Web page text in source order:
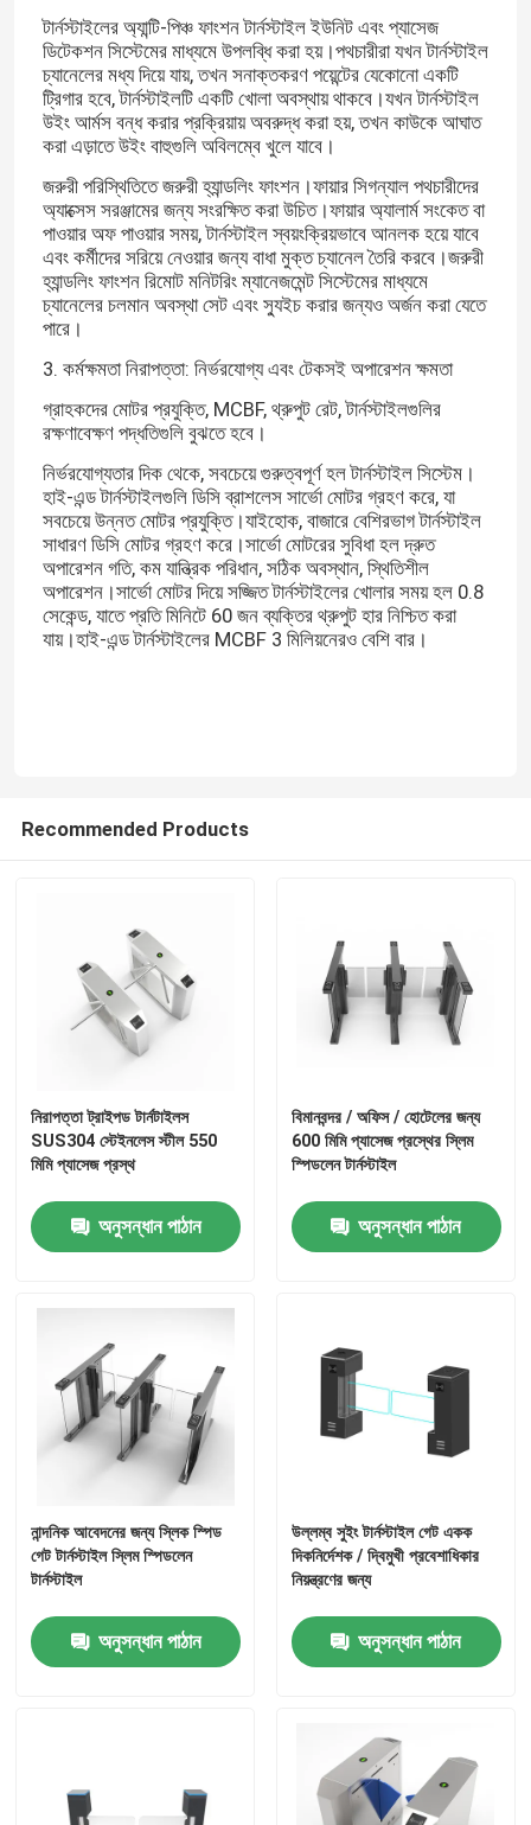
টার্নস্টাইলের অ্যান্টি-পিঞ্চ ফাংশন টার্নস্টাইল ইউনিট এবং প্যাসেজ
ডিটেকশন সিস্টেমের মাধ্যমে উপলব্ধি করা হয়।পথচারীরা যখন টার্নস্টাইল
চ্যানেলের মধ্য দিয়ে যায়, তখন সনাক্তকরণ পয়েন্টের যেকোনো একটি
ট্রিগার হবে, টার্নস্টাইলটি একটি খোলা অবস্থায় থাকবে।যখন টার্নস্টাইল
উইং আর্মস বন্ধ করার প্রক্রিয়ায় অবরুদ্ধ করা হয়, তখন কাউকে আঘাত
করা এড়াতে উইং বাহুগুলি অবিলম্বে খুলে যাবে।
জরুরী পরিস্থিতিতে জরুরী হ্যান্ডলিং ফাংশন।ফায়ার সিগন্যাল পথচারীদের
অ্যাক্সেস সরঞ্জামের জন্য সংরক্ষিত করা উচিত।ফায়ার অ্যালার্ম সংকেত বা
পাওয়ার অফ পাওয়ার সময়, টার্নস্টাইল স্বয়ংক্রিয়ভাবে আনলক হয়ে যাবে
এবং কর্মীদের সরিয়ে নেওয়ার জন্য বাধা মুক্ত চ্যানেল তৈরি করবে।জরুরী
হ্যান্ডলিং ফাংশন রিমোট মনিটরিং ম্যানেজমেন্ট সিস্টেমের মাধ্যমে
চ্যানেলের চলমান অবস্থা সেট এবং স্যুইচ করার জন্যও অর্জন করা যেতে
পারে।
3. কর্মক্ষমতা নিরাপত্তা: নির্ভরযোগ্য এবং টেকসই অপারেশন ক্ষমতা
গ্রাহকদের মোটর প্রযুক্তি, MCBF, থ্রুপুট রেট, টার্নস্টাইলগুলির
রক্ষণাবেক্ষণ পদ্ধতিগুলি বুঝতে হবে।
নির্ভরযোগ্যতার দিক থেকে, সবচেয়ে গুরুত্বপূর্ণ হল টার্নস্টাইল সিস্টেম।
হাই-এন্ড টার্নস্টাইলগুলি ডিসি ব্রাশলেস সার্ভো মোটর গ্রহণ করে, যা
সবচেয়ে উন্নত মোটর প্রযুক্তি।যাইহোক, বাজারে বেশিরভাগ টার্নস্টাইল
সাধারণ ডিসি মোটর গ্রহণ করে।সার্ভো মোটরের সুবিধা হল দ্রুত
অপারেশন গতি, কম যান্ত্রিক পরিধান, সঠিক অবস্থান, স্থিতিশীল
অপারেশন।সার্ভো মোটর দিয়ে সজ্জিত টার্নস্টাইলের খোলার সময় হল 0.8
সেকেন্ড, যাতে প্রতি মিনিটে 60 জন ব্যক্তির থ্রুপুট হার নিশ্চিত করা
যায়।হাই-এন্ড টার্নস্টাইলের MCBF 3 মিলিয়নেরও বেশি বার।
Recommended Products
নিরাপত্তা ট্রাইপড টার্নটাইলস
SUS304 স্টেইনলেস স্টীল 550
মিমি প্যাসেজ প্রস্থ
অনুসন্ধান পাঠান
বিমানবন্দর / অফিস / হোটেলের জন্য
600 মিমি প্যাসেজ প্রস্থের স্লিম
স্পিডলেন টার্নস্টাইল
অনুসন্ধান পাঠান
নান্দনিক আবেদনের জন্য স্লিক স্পিড
গেট টার্নস্টাইল স্লিম স্পিডলেন
টার্নস্টাইল
অনুসন্ধান পাঠান
উল্লম্ব সুইং টার্নস্টাইল গেট একক
দিকনির্দেশক / দ্বিমুখী প্রবেশাধিকার
নিয়ন্ত্রণের জন্য
অনুসন্ধান পাঠান